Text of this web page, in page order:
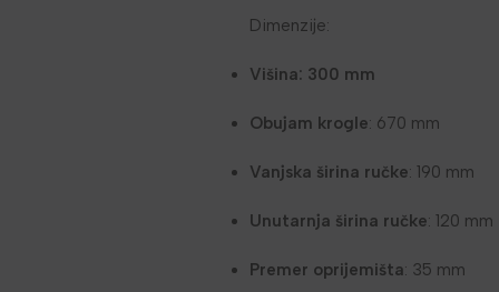
Dimenzije:
Višina: 300 mm
Obujam krogle: 670 mm
Vanjska širina ručke: 190 mm
Unutarnja širina ručke: 120 mm
Premer oprijemišta: 35 mm